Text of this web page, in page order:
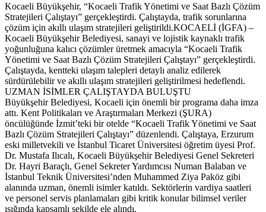
Kocaeli Büyükşehir, “Kocaeli Trafik Yönetimi ve Saat Bazlı Çözüm
Stratejileri Çalıştayı” gerçekleştirdi. Çalıştayda, trafik sorunlarına
çözüm için akıllı ulaşım stratejileri geliştirildi.KOCAELİ (İGFA) –
Kocaeli Büyükşehir Belediyesi, sanayi ve lojistik kaynaklı trafik
yoğunluğuna kalıcı çözümler üretmek amacıyla “Kocaeli Trafik
Yönetimi ve Saat Bazlı Çözüm Stratejileri Çalıştayı” gerçekleştirdi.
Çalıştayda, kentteki ulaşım talepleri detaylı analiz edilerek
sürdürülebilir ve akıllı ulaşım stratejileri geliştirilmesi hedeflendi.
UZMAN İSİMLER ÇALIŞTAYDA BULUŞTU
Büyükşehir Belediyesi, Kocaeli için önemli bir programa daha imza
attı. Kent Politikaları ve Araştırmaları Merkezi (ŞURA)
öncülüğünde İzmit’teki bir otelde “Kocaeli Trafik Yönetimi ve Saat
Bazlı Çözüm Stratejileri Çalıştayı” düzenlendi. Çalıştaya, Erzurum
eski milletvekili ve İstanbul Ticaret Üniversitesi öğretim üyesi Prof.
Dr. Mustafa Ilıcalı, Kocaeli Büyükşehir Belediyesi Genel Sekreteri
Dr. Hayri Baraçlı, Genel Sekreter Yardımcısı Numan Balaban ve
İstanbul Teknik Üniversitesi’nden Muhammed Ziya Paköz gibi
alanında uzman, önemli isimler katıldı. Sektörlerin vardiya saatleri
ve personel servis planlamaları gibi kritik konular bilimsel veriler
ışığında kapsamlı şekilde ele alındı.